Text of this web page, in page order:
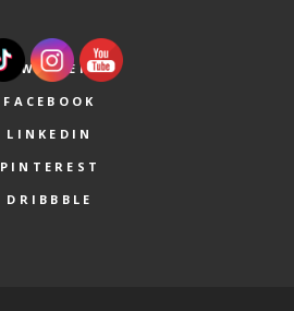
TWITTER
FACEBOOK
LINKEDIN
PINTEREST
DRIBBBLE